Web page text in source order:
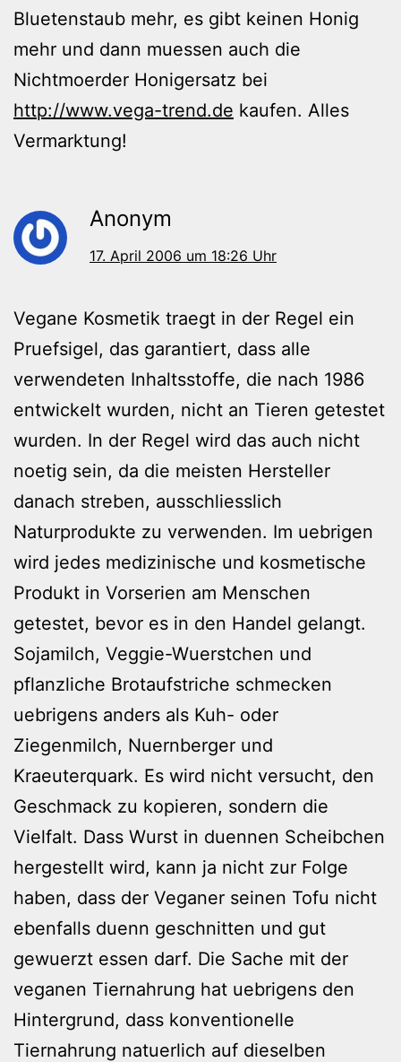
Bluetenstaub mehr, es gibt keinen Honig
mehr und dann muessen auch die
Nichtmoerder Honigersatz bei
http://www.vega-trend.de kaufen. Alles
Vermarktung!
Anonym
17. April 2006 um 18:26 Uhr
Vegane Kosmetik traegt in der Regel ein
Pruefsigel, das garantiert, dass alle
verwendeten Inhaltsstoffe, die nach 1986
entwickelt wurden, nicht an Tieren getestet
wurden. In der Regel wird das auch nicht
noetig sein, da die meisten Hersteller
danach streben, ausschliesslich
Naturprodukte zu verwenden. Im uebrigen
wird jedes medizinische und kosmetische
Produkt in Vorserien am Menschen
getestet, bevor es in den Handel gelangt.
Sojamilch, Veggie-Wuerstchen und
pflanzliche Brotaufstriche schmecken
uebrigens anders als Kuh- oder
Ziegenmilch, Nuernberger und
Kraeuterquark. Es wird nicht versucht, den
Geschmack zu kopieren, sondern die
Vielfalt. Dass Wurst in duennen Scheibchen
hergestellt wird, kann ja nicht zur Folge
haben, dass der Veganer seinen Tofu nicht
ebenfalls duenn geschnitten und gut
gewuerzt essen darf. Die Sache mit der
veganen Tiernahrung hat uebrigens den
Hintergrund, dass konventionelle
Tiernahrung natuerlich auf dieselben